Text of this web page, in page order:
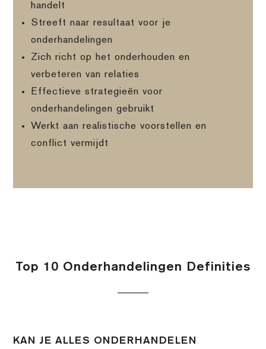
handelt
Streeft naar resultaat voor je
onderhandelingen
Zich richt op het onderhouden en
verbeteren van relaties
Effectieve strategieën voor
onderhandelingen gebruikt
Werkt aan realistische voorstellen en
conflict vermijdt
Top 10 Onderhandelingen Definities
KAN JE ALLES ONDERHANDELEN